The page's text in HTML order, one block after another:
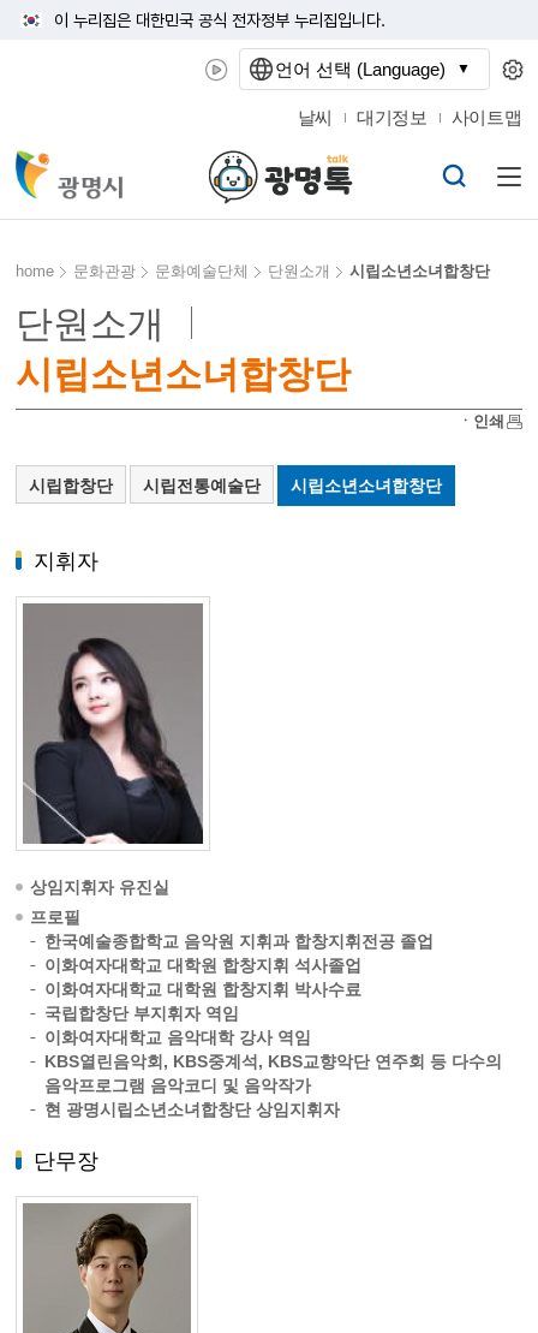
이 누리집은 대한민국 공식 전자정부 누리집입니다.
날씨 대기정보 사이트맵
home 문화관광 문화예술단체 단원소개 시립소년소녀합창단
단원소개
시립소년소녀합창단
ㆍ인쇄
시립합창단 시립전통예술단 시립소년소녀합창단
지휘자
상임지휘자 유진실
프로필
한국예술종합학교 음악원 지휘과 합창지휘전공 졸업
이화여자대학교 대학원 합창지휘 석사졸업
이화여자대학교 대학원 합창지휘 박사수료
국립합창단 부지휘자 역임
이화여자대학교 음악대학 강사 역임
KBS열린음악회, KBS중계석, KBS교향악단 연주회 등 다수의
음악프로그램 음악코디 및 음악작가
현 광명시립소년소녀합창단 상임지휘자
단무장
언어 선택 (Language)